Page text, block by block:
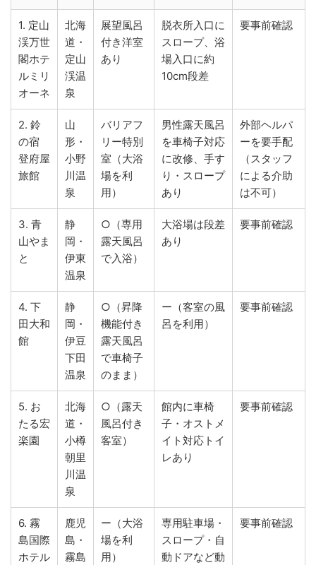
1. 定山
渓万世
閣ホテ
ルミリ
オーネ
北海
道・
定山
渓温
泉
展望風呂
付き洋室
あり
脱衣所入口に
スロープ、浴
場入口に約
10cm段差
要事前確認
2. 鈴
の宿
登府屋
旅館
山
形・
小野
川温
泉
バリアフ
リー特別
室（大浴
場を利
用）
男性露天風呂
を車椅子対応
に改修、手す
り・スロープ
あり
外部ヘルパ
ーを要手配
（スタッフ
による介助
は不可）
3. 青
山やま
と
静
岡・
伊東
温泉
○（専用
露天風呂
で入浴）
大浴場は段差
あり
要事前確認
4. 下
田大和
館
静
岡・
伊豆
下田
温泉
○（昇降
機能付き
露天風呂
で車椅子
のまま）
ー（客室の風
呂を利用）
要事前確認
5. お
たる宏
楽園
北海
道・
小樽
朝里
川温
泉
○（露天
風呂付き
客室）
館内に車椅
子・オストメ
イト対応トイ
レあり
要事前確認
6. 霧
島国際
ホテル
鹿児
島・
霧島
ー（大浴
場を利
用）
専用駐車場・
スロープ・自
動ドアなど動
要事前確認